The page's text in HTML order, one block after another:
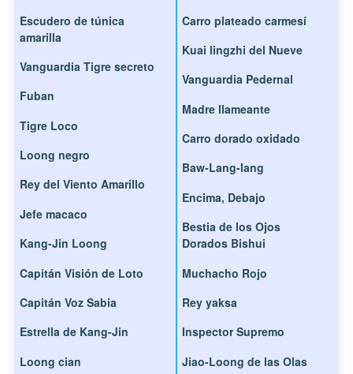
Escudero de túnica
amarilla
Vanguardia Tigre secreto
Fuban
Tigre Loco
Loong negro
Rey del Viento Amarillo
Jefe macaco
Kang-Jin Loong
Capitán Visión de Loto
Capitán Voz Sabia
Estrella de Kang-Jin
Loong cian
Carro plateado carmesí
Kuai lingzhi del Nueve
Vanguardia Pedernal
Madre llameante
Carro dorado oxidado
Baw-Lang-lang
Encima, Debajo
Bestia de los Ojos
Dorados Bishui
Muchacho Rojo
Rey yaksa
Inspector Supremo
Jiao-Loong de las Olas